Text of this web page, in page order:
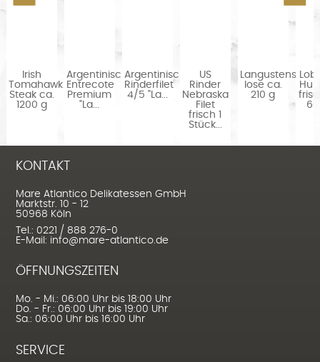
Irish
Tomahawk
Steak ca.
1200 g
Argentinisches
Entrecote
Premium
"La...
Argentinisches
Rinderfilet
4/5 "La...
US
Rinder
Nebraska
Filet
frisch 1
Stück...
lose ca.
210 g
KONTAKT
Mare Atlantico Delikatessen GmbH
Marktstr. 10 - 12
50968 Köln
Tel.: 0221 / 888 276-0
E-Mail: info@mare-atlantico.de
ÖFFNUNGSZEITEN
Mo. - Mi.: 06:00 Uhr bis 18:00 Uhr
Do. - Fr.: 06:00 Uhr bis 19:00 Uhr
Sa.: 06:00 Uhr bis 16:00 Uhr
SERVICE